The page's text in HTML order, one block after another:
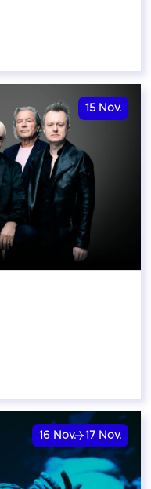
15 Nov.
16 Nov. 17 Nov.